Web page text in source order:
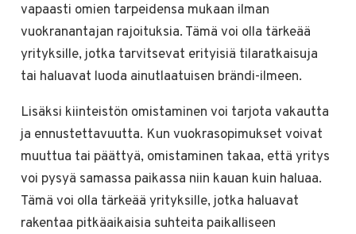
vapaasti omien tarpeidensa mukaan ilman
vuokranantajan rajoituksia. Tämä voi olla tärkeää
yrityksille, jotka tarvitsevat erityisiä tilaratkaisuja
tai haluavat luoda ainutlaatuisen brändi-ilmeen.
Lisäksi kiinteistön omistaminen voi tarjota vakautta
ja ennustettavuutta. Kun vuokrasopimukset voivat
muuttua tai päättyä, omistaminen takaa, että yritys
voi pysyä samassa paikassa niin kauan kuin haluaa.
Tämä voi olla tärkeää yrityksille, jotka haluavat
rakentaa pitkäaikaisia suhteita paikalliseen